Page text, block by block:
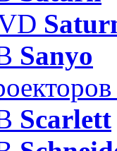
Sanyo
Scarlett